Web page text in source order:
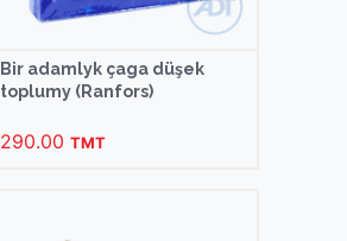
Bir adamlyk çaga düşek
toplumy (Ranfors)
290.00 TMT